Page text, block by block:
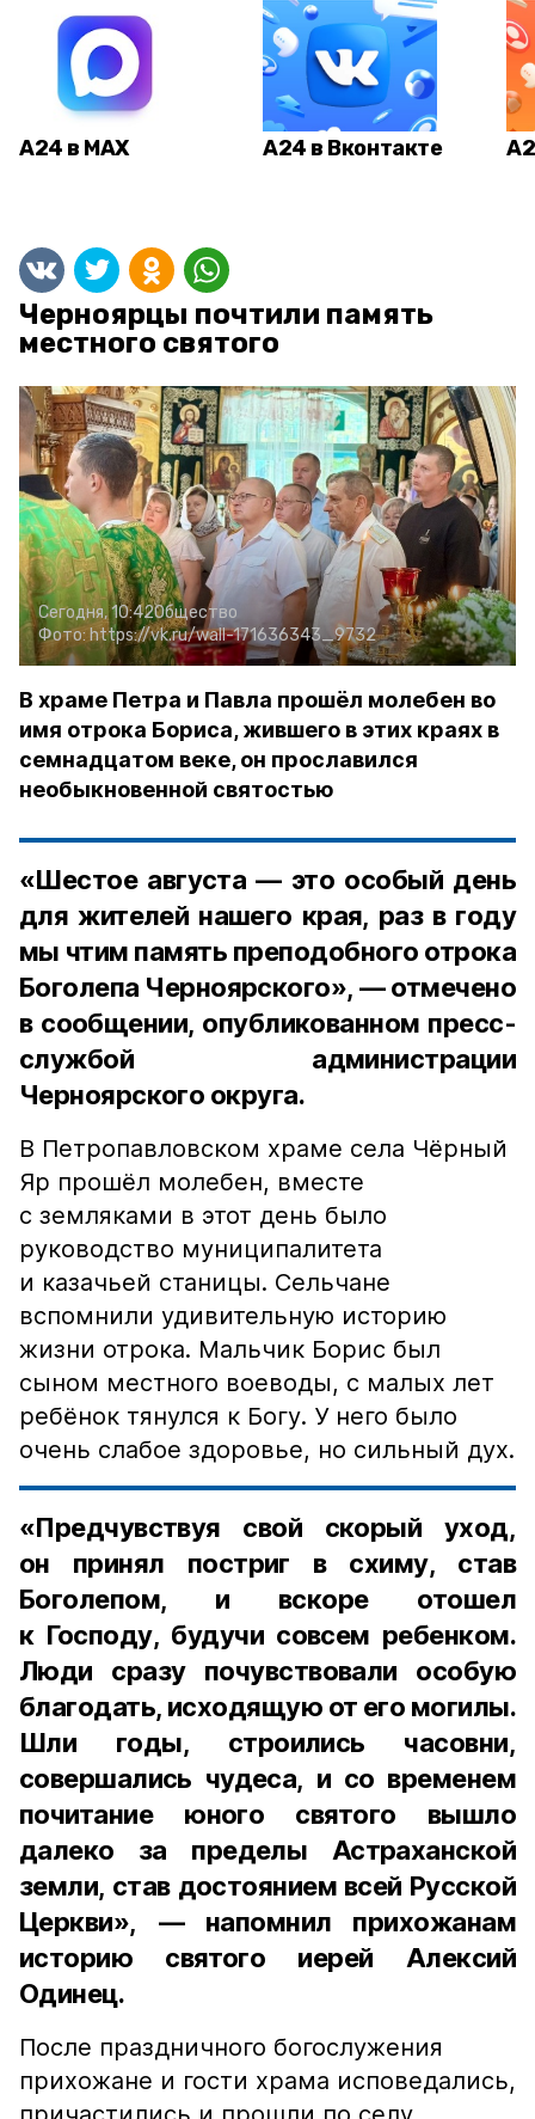
А24 в MAX А24 в Вконтакте
Черноярцы почтили память
местного святого
Сегодня, 10:42Общество
Фото: https://vk.ru/wall-171636343_9732
В храме Петра и Павла прошёл молебен во
имя отрока Бориса, жившего в этих краях в
семнадцатом веке, он прославился
необыкновенной святостью
«Шестое августа — это особый день
для жителей нашего края, раз в году
мы чтим память преподобного отрока
Боголепа Черноярского», — отмечено
в сообщении, опубликованном пресс-
службой администрации
Черноярского округа.
В Петропавловском храме села Чёрный
Яр прошёл молебен, вместе
с земляками в этот день было
руководство муниципалитета
и казачьей станицы. Сельчане
вспомнили удивительную историю
жизни отрока. Мальчик Борис был
сыном местного воеводы, с малых лет
ребёнок тянулся к Богу. У него было
очень слабое здоровье, но сильный дух.
«Предчувствуя свой скорый уход,
он принял постриг в схиму, став
Боголепом, и вскоре отошел
к Господу, будучи совсем ребенком.
Люди сразу почувствовали особую
благодать, исходящую от его могилы.
Шли годы, строились часовни,
совершались чудеса, и со временем
почитание юного святого вышло
далеко за пределы Астраханской
земли, став достоянием всей Русской
Церкви», — напомнил прихожанам
историю святого иерей Алексий
Одинец.
После праздничного богослужения
прихожане и гости храма исповедались,